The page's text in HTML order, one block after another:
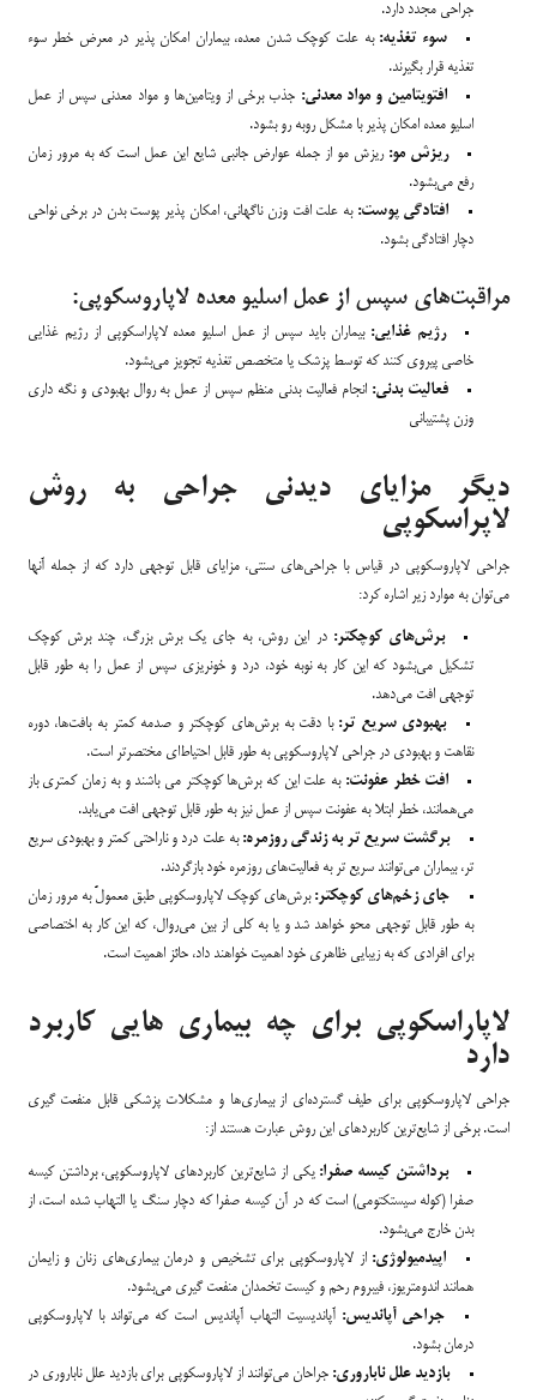
جراحی مجدد دارد.
سوء تغذیه: به علت کوچک شدن معده، بیماران امکان پذیر در معرض خطر سوء
تغذیه قرار بگیرند.
افتویتامین و مواد معدنی: جذب برخی از ویتامین‌ها و مواد معدنی سپس از عمل
اسلیو معده امکان پذیر با مشکل روبه رو بشود.
ریزش مو: ریزش مو از جمله عوارض جانبی شایع این عمل است که به مرور زمان
رفع می‌بشود.
افتادگی پوست: به علت افت وزن ناگهانی، امکان پذیر پوست بدن در برخی نواحی
دچار افتادگی بشود.
مراقبت‌های سپس از عمل اسلیو معده لاپاروسکوپی:
رژیم غذایی: بیماران باید سپس از عمل اسلیو معده لاپاراسکوپی از رژیم غذایی
خاصی پیروی کنند که توسط پزشک یا متخصص تغذیه تجویز می‌بشود.
فعالیت بدنی: انجام فعالیت بدنی منظم سپس از عمل به روال بهبودی و نگه داری
وزن پشتیبانی
دیگر مزایای دیدنی جراحی به روش
لاپراسکوپی
جراحی لاپاروسکوپی در قیاس با جراحی‌های سنتی، مزایای قابل توجهی دارد که از جمله آنها
می‌توان به موارد زیر اشاره کرد:
برش‌های کوچکتر: در این روش، به جای یک برش بزرگ، چند برش کوچک
تشکیل می‌بشود که این کار به نوبه خود، درد و خونریزی سپس از عمل را به طور قابل
توجهی افت می‌دهد.
بهبودی سریع تر: با دقت به برش‌های کوچکتر و صدمه کمتر به بافت‌ها، دوره
نقاهت و بهبودی در جراحی لاپاروسکوپی به طور قابل احتیاط‌ای مختصر‌تر است.
افت خطر عفونت: به علت این که برش‌ها کوچکتر می باشند و به زمان کمتری باز
می‌همانند، خطر ابتلا به عفونت سپس از عمل نیز به طور قابل توجهی افت می‌یابد.
برگشت سریع تر به زندگی روزمره: به علت درد و ناراحتی کمتر و بهبودی سریع
تر، بیماران می‌توانند سریع تر به فعالیت‌های روزمره خود بازگردند.
جای زخم‌های کوچکتر: برش‌های کوچک لاپاروسکوپی طبق معمولً به مرور زمان
به طور قابل توجهی محو خواهد شد و یا به کلی از بین می‌روال، که این کار به اختصاصی
برای افرادی که به زیبایی ظاهری خود اهمیت خواهند داد، حائز اهمیت است.
لاپاراسکوپی برای چه بیماری هایی کاربرد
دارد
جراحی لاپاروسکوپی برای طیف گسترده‌ای از بیماری‌ها و مشکلات پزشکی قابل منفعت گیری
است. برخی از شایع‌ترین کاربردهای این روش عبارت هستند از:
برداشتن کیسه صفرا: یکی از شایع‌ترین کاربردهای لاپاروسکوپی، برداشتن کیسه
صفرا (کوله سیستکتومی) است که در آن کیسه صفرا که دچار سنگ یا التهاب شده است، از
بدن خارج می‌بشود.
اپیدمیولوژی: از لاپاروسکوپی برای تشخیص و درمان بیماری‌های زنان و زایمان
همانند اندومتریوز، فیبروم رحم و کیست تخمدان منفعت گیری می‌بشود.
جراحی آپاندیس: آپاندیسیت التهاب آپاندیس است که می‌تواند با لاپاروسکوپی
درمان بشود.
بازدید علل ناباروری: جراحان می‌توانند از لاپاروسکوپی برای بازدید علل ناباروری در